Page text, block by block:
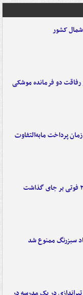
شمال کشور
دو فرمانده‌ موشکی
پرداخت مابه‌التفاوت
سبزرنگ ممنوع شد